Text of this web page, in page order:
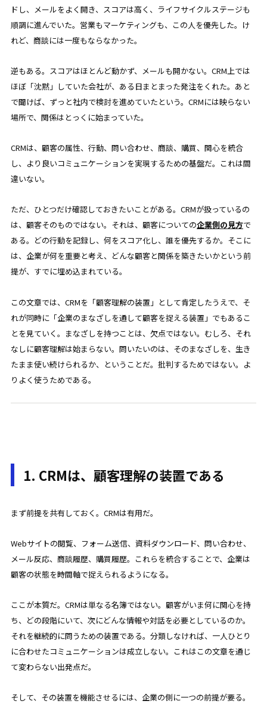
ドし、メールをよく開き、スコアは高く、ライフサイクルステージも
順調に進んでいた。営業もマーケティングも、この人を優先した。け
れど、商談には一度もならなかった。
逆もある。スコアはほとんど動かず、メールも開かない。CRM上では
ほぼ「沈黙」していた会社が、ある日まとまった発注をくれた。あと
で聞けば、ずっと社内で検討を進めていたという。CRMには映らない
場所で、関係はとっくに始まっていた。
CRMは、顧客の属性、行動、問い合わせ、商談、購買、関心を統合
し、より良いコミュニケーションを実現するための基盤だ。これは間
違いない。
ただ、ひとつだけ確認しておきたいことがある。CRMが扱っているの
は、顧客そのものではない。それは、顧客についての企業側の見方で
ある。どの行動を記録し、何をスコア化し、誰を優先するか。そこに
は、企業が何を重要と考え、どんな顧客と関係を築きたいかという前
提が、すでに埋め込まれている。
この文章では、CRMを「顧客理解の装置」として肯定したうえで、そ
れが同時に「企業のまなざしを通して顧客を捉える装置」でもあるこ
とを見ていく。まなざしを持つことは、欠点ではない。むしろ、それ
なしに顧客理解は始まらない。問いたいのは、そのまなざしを、生き
たまま使い続けられるか、ということだ。批判するためではない。よ
りよく使うためである。
1. CRMは、顧客理解の装置である
まず前提を共有しておく。CRMは有用だ。
Webサイトの閲覧、フォーム送信、資料ダウンロード、問い合わせ、
メール反応、商談履歴、購買履歴。これらを統合することで、企業は
顧客の状態を時間軸で捉えられるようになる。
ここが本質だ。CRMは単なる名簿ではない。顧客がいま何に関心を持
ち、どの段階にいて、次にどんな情報や対話を必要としているのか。
それを継続的に問うための装置である。分類しなければ、一人ひとり
に合わせたコミュニケーションは成立しない。これはこの文章を通じ
て変わらない出発点だ。
そして、その装置を機能させるには、企業の側に一つの前提が要る。